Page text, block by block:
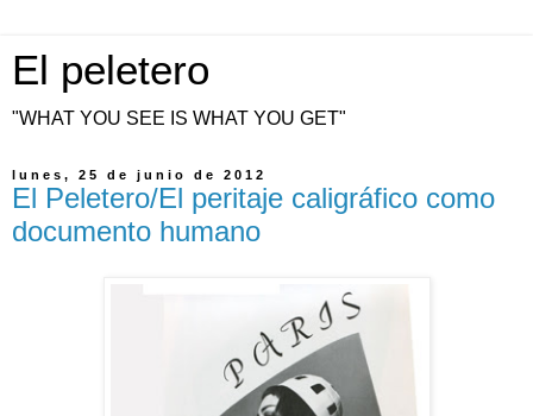
El peletero
"WHAT YOU SEE IS WHAT YOU GET"
lunes, 25 de junio de 2012
El Peletero/El peritaje caligráfico como
documento humano